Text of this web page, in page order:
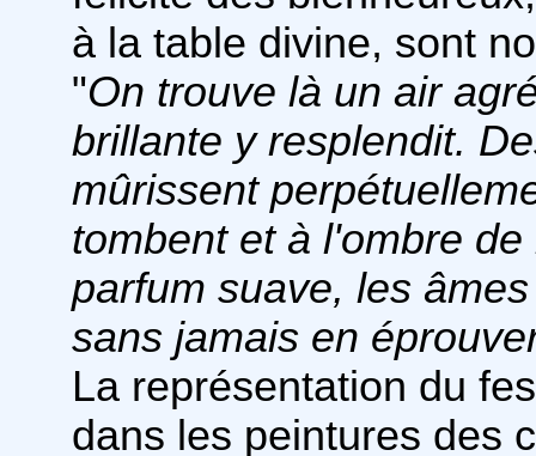
à la table divine, sont
"On trouve là un air
brillante y resplendit.
mûrissent
tombent et à l'ombre
parfum suave, les
sans jamais en
La représentation du
dans les peintures des